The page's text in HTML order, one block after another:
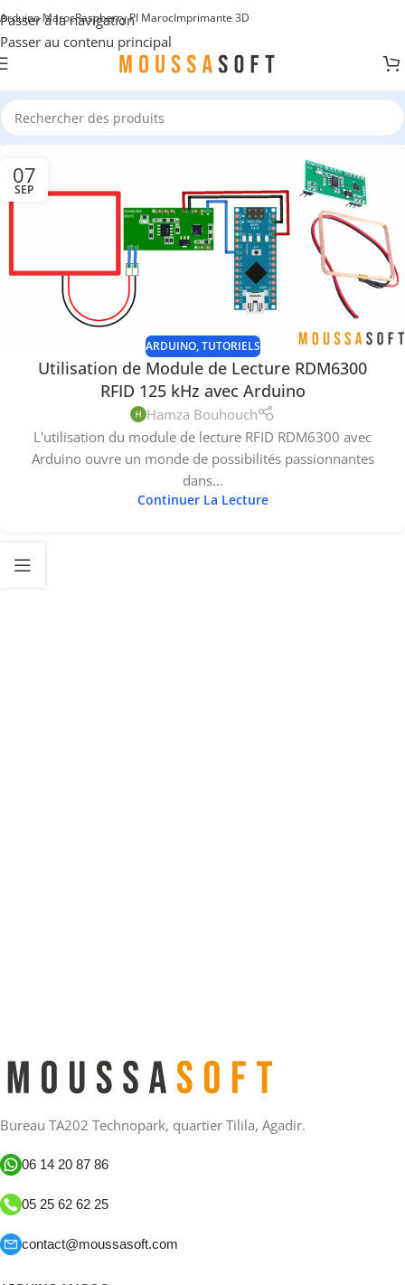
Passer à la navigation
Passer au contenu principal
Arduino MarocRaspberry PI MarocImprimante 3D
07
SEP
ARDUINO,TUTORIELS
Utilisation de Module de Lecture RDM6300
RFID 125 kHz avec Arduino
Hamza Bouhouch
L'utilisation du module de lecture RFID RDM6300 avec
Arduino ouvre un monde de possibilités passionnantes
dans...
Continuer La Lecture
Bureau TA202 Technopark, quartier Tilila, Agadir.
06 14 20 87 86
05 25 62 62 25
contact@moussasoft.com